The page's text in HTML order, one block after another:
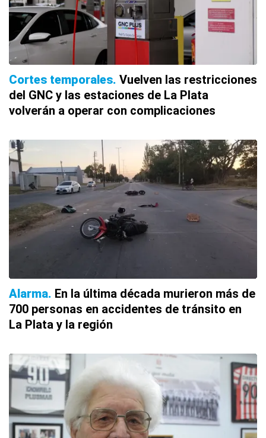
Cortes temporales Vuelven las restricciones
del GNC y las estaciones de La Plata
volverán a operar con complicaciones
Alarma En la última década murieron más de
700 personas en accidentes de tránsito en
La Plata y la región